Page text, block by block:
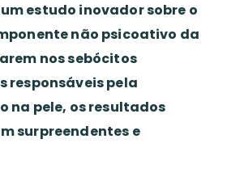
estudo inovador sobre o
não psicoativo da
nos sebócitos
responsáveis pela
na pele, os resultados
surpreendentes e